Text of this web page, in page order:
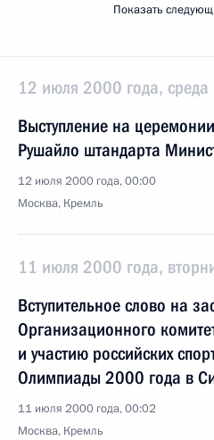
Показать
12 июля 2000 года, среда
Выступление на
Рушайло штандарта
12 июля 2000 года, 00:00
Москва, Кремль
11 июля 2000 года,
Вступительное слово на
Организационного
и участию российских
Олимпиады 2000 года в
11 июля 2000 года, 00:02
Москва, Кремль